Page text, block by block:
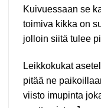
Kuivuessaan se
toimiva kikka on
jolloin siitä tulee
Leikkokukat
pitää ne
viisto imupinta